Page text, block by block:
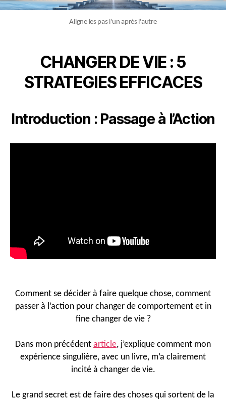
Aligne les pas l'un après l'autre
CHANGER DE VIE : 5
STRATEGIES EFFICACES
Introduction : Passage à l’Action
Comment se décider à faire quelque chose, comment
passer à l’action pour changer de comportement et in
fine changer de vie ?
Dans mon précédent article, j’explique comment mon
expérience singulière, avec un livre, m’a clairement
incité à changer de vie.
Le grand secret est de faire des choses qui sortent de la